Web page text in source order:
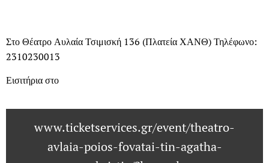
Στο Θέατρο Αυλαία Τσιμισκή 136 (Πλατεία ΧΑΝΘ) Τηλέφωνο:
2310230013
Εισιτήρια στο
www.ticketservices.gr/event/theatro-
avlaia-poios-fovatai-tin-agatha-